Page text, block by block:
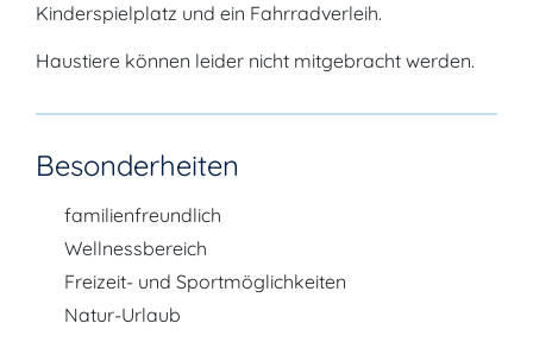
Kinderspielplatz und ein Fahrradverleih.
Haustiere können leider nicht mitgebracht werden.
Besonderheiten
familienfreundlich
Wellnessbereich
Freizeit- und Sportmöglichkeiten
Natur-Urlaub